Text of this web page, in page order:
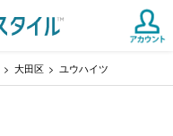
大田区 ユウハイツ